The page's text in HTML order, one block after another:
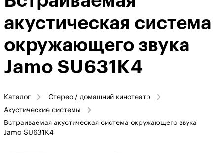
акустическая система
окружающего звука
Jamo SU631K4
Каталог
Стерео / домашний кинотеатр
Акустические системы
Встраиваемая акустическая система окружающего звука
Jamo SU631K4